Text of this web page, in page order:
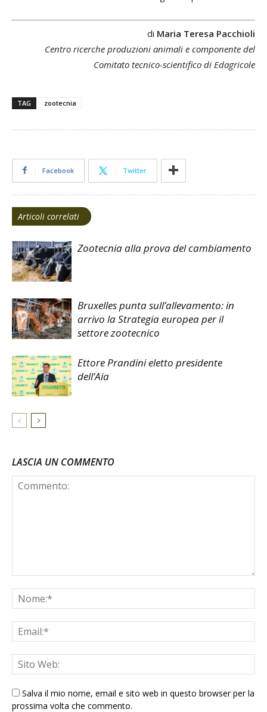
di Maria Teresa Pacchioli
Centro ricerche produzioni animali e componente del
Comitato tecnico-scientifico di Edagricole
TAG zootecnia
Facebook Twitter
Articoli correlati
Zootecnia alla prova del cambiamento
Bruxelles punta sull’allevamento: in
arrivo la Strategia europea per il
settore zootecnico
Ettore Prandini eletto presidente
dell’Aia
LASCIA UN COMMENTO
Salva il mio nome, email e sito web in questo browser per la
prossima volta che commento.